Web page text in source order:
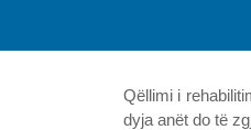
Qëllimi i
dyja anët do të